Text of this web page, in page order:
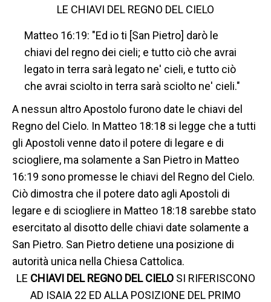
LE CHIAVI DEL REGNO DEL CIELO
Matteo 16:19: "Ed io ti [San Pietro] darò le
chiavi del regno dei cieli; e tutto ciò che avrai
legato in terra sarà legato ne' cieli, e tutto ciò
che avrai sciolto in terra sarà sciolto ne' cieli."
A nessun altro Apostolo furono date le chiavi del
Regno del Cielo. In Matteo 18:18 si legge che a tutti
gli Apostoli venne dato il potere di legare e di
sciogliere, ma solamente a San Pietro in Matteo
16:19 sono promesse le chiavi del Regno del Cielo.
Ciò dimostra che il potere dato agli Apostoli di
legare e di sciogliere in Matteo 18:18 sarebbe stato
esercitato al disotto delle chiavi date solamente a
San Pietro. San Pietro detiene una posizione di
autorità unica nella Chiesa Cattolica.
LE CHIAVI DEL REGNO DEL CIELOSI RIFERISCONO
AD ISAIA 22 ED ALLA POSIZIONE DEL PRIMO